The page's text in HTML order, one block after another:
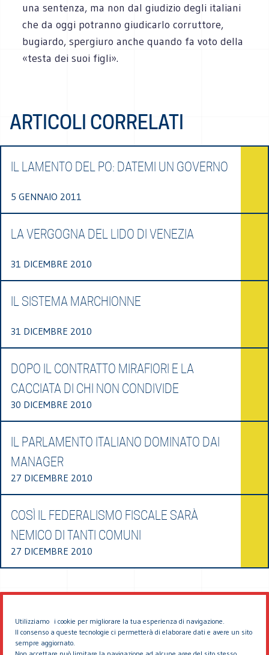
Utilizziamo i cookie per migliorare la tua esperienza di navigazione.
Il consenso a queste tecnologie ci permetterà di elaborare dati e avere un sito
sempre aggiornato.
una sentenza, ma non dal giudizio degli italiani
che da oggi potranno giudicarlo corruttore,
bugiardo, spergiuro anche quando fa voto della
«testa dei suoi figli».
ARTICOLI CORRELATI
IL LAMENTO DEL PO: DATEMI UN GOVERNO
5 GENNAIO 2011
LA VERGOGNA DEL LIDO DI VENEZIA
31 DICEMBRE 2010
IL SISTEMA MARCHIONNE
31 DICEMBRE 2010
DOPO IL CONTRATTO MIRAFIORI E LA
CACCIATA DI CHI NON CONDIVIDE
30 DICEMBRE 2010
IL PARLAMENTO ITALIANO DOMINATO DAI
MANAGER
27 DICEMBRE 2010
COSÌ IL FEDERALISMO FISCALE SARÀ
NEMICO DI TANTI COMUNI
27 DICEMBRE 2010